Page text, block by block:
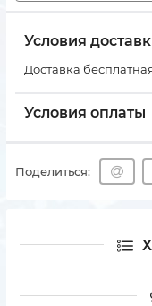
Условия
Доставка
Условия оплаты
Поделиться: